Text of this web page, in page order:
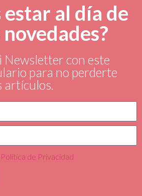
estar al día de
Newsletter con este
para no perderte
artículos.
Política de Privacidad